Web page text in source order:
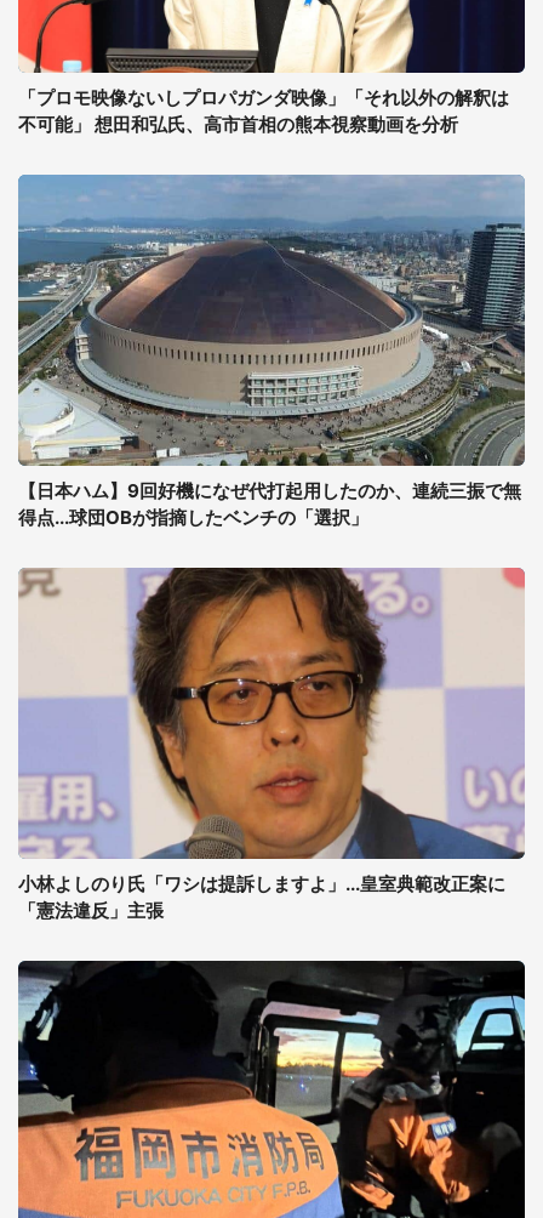
「プロモ映像ないしプロパガンダ映像」「それ以外の解釈は
不可能」 想田和弘氏、高市首相の熊本視察動画を分析
【日本ハム】9回好機になぜ代打起用したのか、連続三振で無
得点...球団OBが指摘したベンチの「選択」
小林よしのり氏「ワシは提訴しますよ」...皇室典範改正案に
「憲法違反」主張